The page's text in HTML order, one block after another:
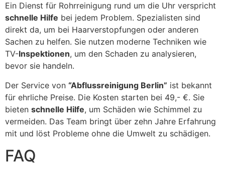
Ein Dienst für Rohrreinigung rund um die Uhr verspricht
schnelle Hilfe bei jedem Problem. Spezialisten sind
direkt da, um bei Haarverstopfungen oder anderen
Sachen zu helfen. Sie nutzen moderne Techniken wie
TV-Inspektionen, um den Schaden zu analysieren,
bevor sie handeln.
Der Service von “Abflussreinigung Berlin” ist bekannt
für ehrliche Preise. Die Kosten starten bei 49,- €. Sie
bieten schnelle Hilfe, um Schäden wie Schimmel zu
vermeiden. Das Team bringt über zehn Jahre Erfahrung
mit und löst Probleme ohne die Umwelt zu schädigen.
FAQ